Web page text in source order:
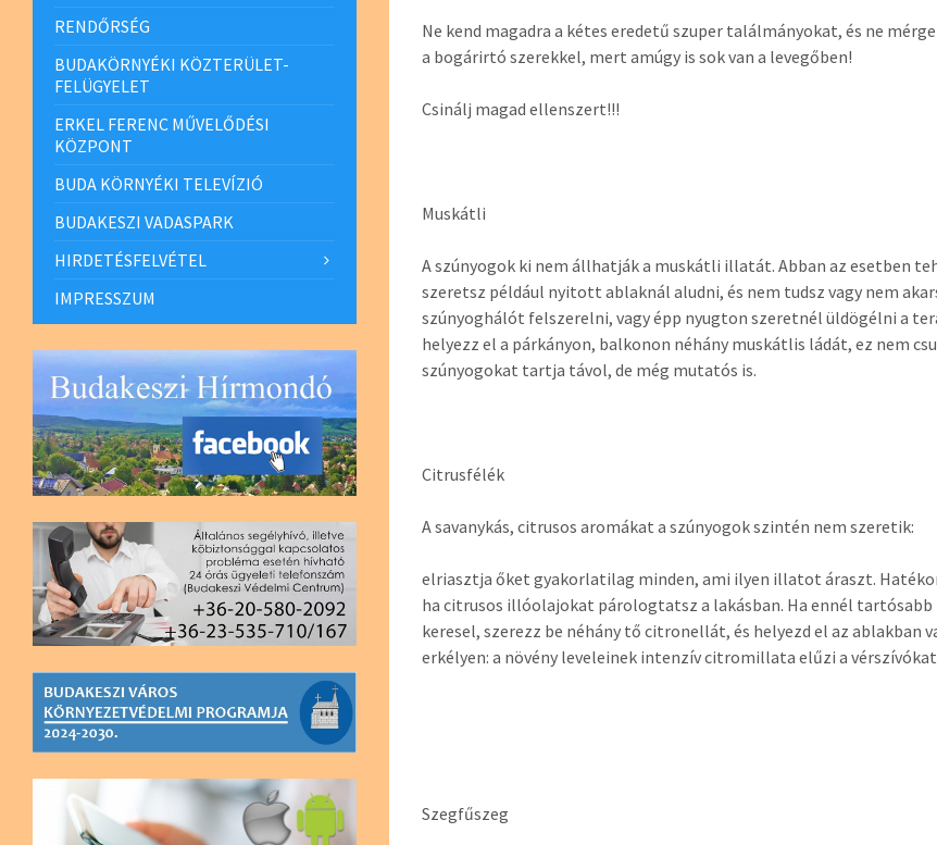
Ne kend magadra a kétes eredetű szuper találmányokat, és ne
a bogárirtó szerekkel, mert amúgy is sok van a levegőben!
Csinálj magad ellenszert!!!
Muskátli
A szúnyogok ki nem állhatják a muskátli illatát. Abban az esetben
szeretsz például nyitott ablaknál aludni, és nem tudsz vagy nem
szúnyoghálót felszerelni, vagy épp nyugton szeretnél üldögélni a
helyezz el a párkányon, balkonon néhány muskátlis ládát, ez nem
szúnyogokat tartja távol, de még mutatós is.
Citrusfélék
A savanykás, citrusos aromákat a szúnyogok szintén nem szeretik:
elriasztja őket gyakorlatilag minden, ami ilyen illatot áraszt.
ha citrusos illóolajokat párologtatsz a lakásban. Ha ennél
keresel, szerezz be néhány tő citronellát, és helyezd el az ablakban
erkélyen: a növény leveleinek intenzív citromillata elűzi a
Szegfűszeg
RENDŐRSÉG
BUDAKÖRNYÉKI KÖZTERÜLET-
FELÜGYELET
ERKEL FERENC MŰVELŐDÉSI
KÖZPONT
BUDA KÖRNYÉKI TELEVÍZIÓ
BUDAKESZI VADASPARK
HIRDETÉSFELVÉTEL
IMPRESSZUM